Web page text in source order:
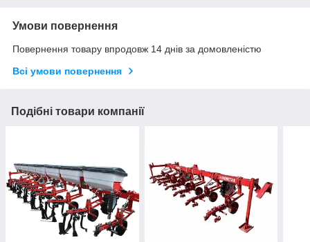
Умови повернення
Повернення товару впродовж 14 днів за домовленістю
Всі умови повернення
Подібні товари компанії